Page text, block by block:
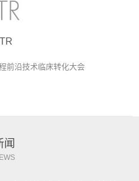
前沿技术临床转化大会
闻